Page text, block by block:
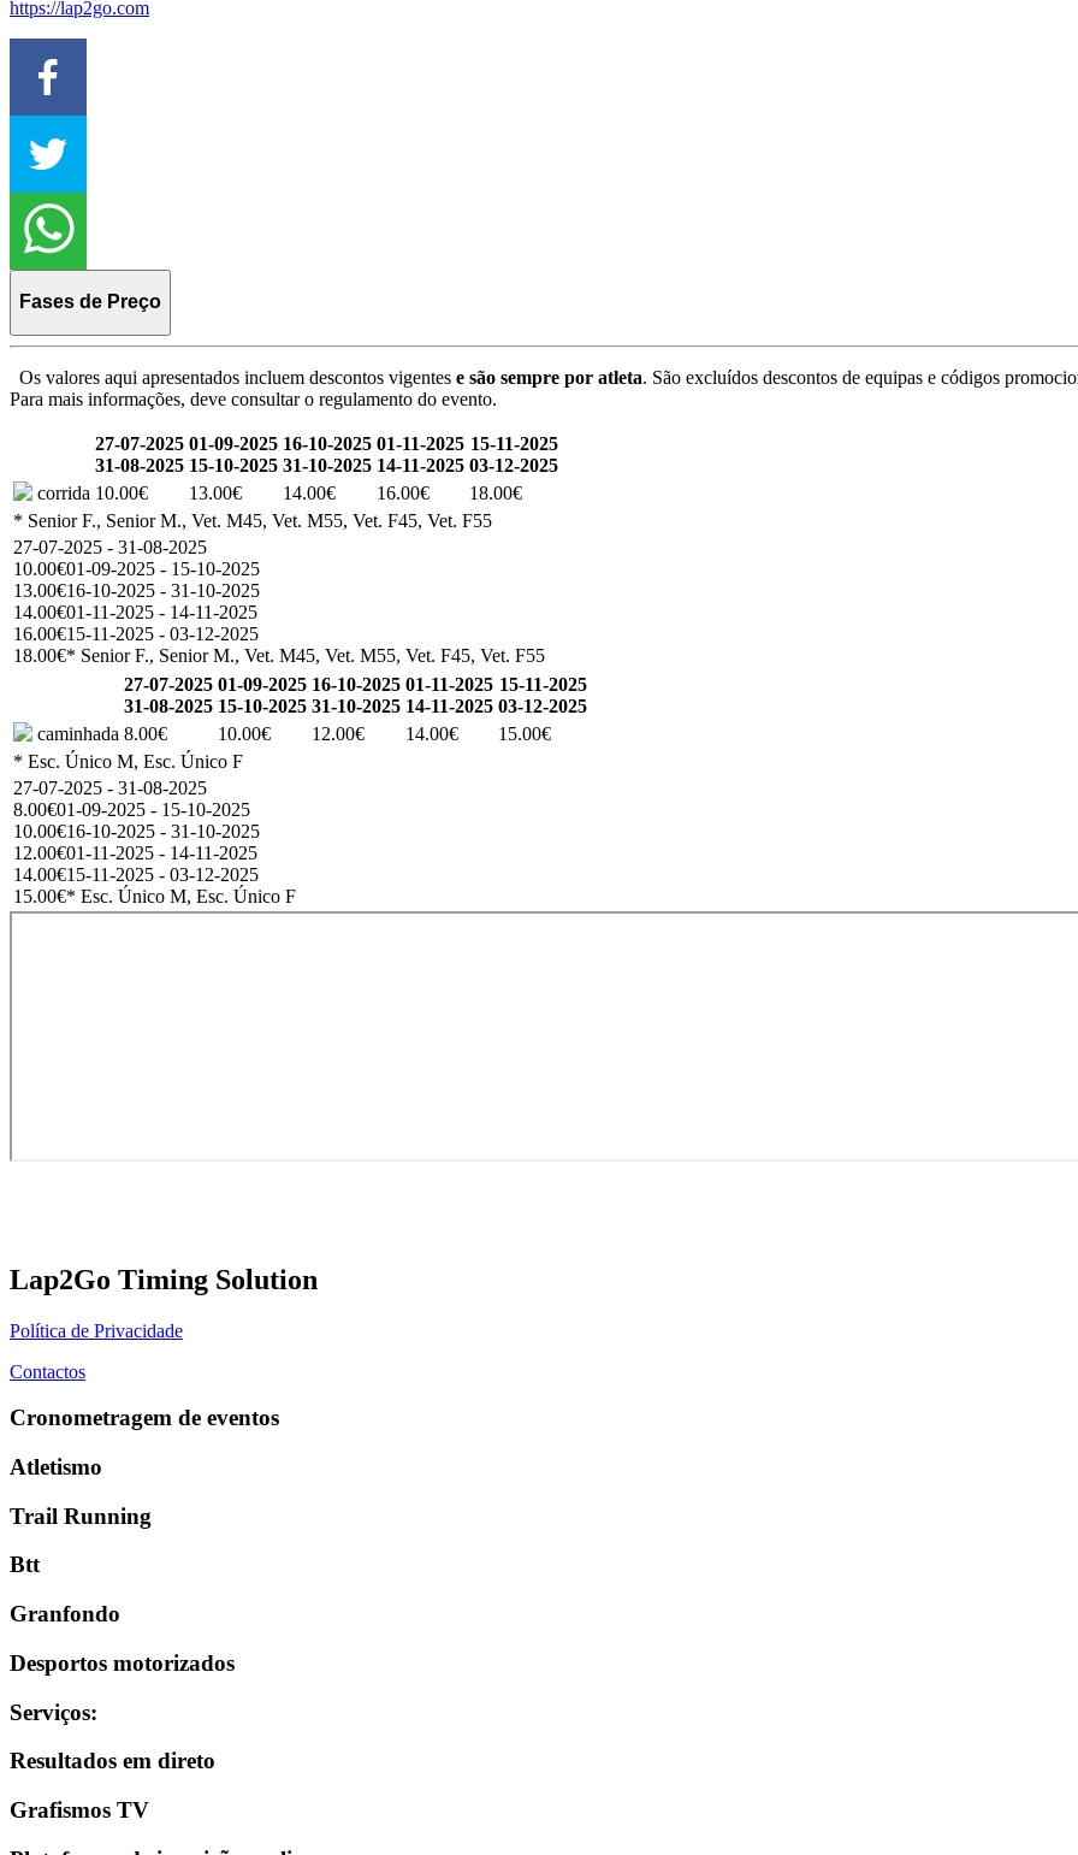
https://lap2go.com
Fases de Preço
Os valores aqui apresentados incluem descontos vigentes e são sempre por atleta. São excluídos descontos de equipas e códigos
Para mais informações, deve consultar o regulamento do evento.
27-07-2025
31-08-2025
01-09-2025
15-10-2025
16-10-2025
31-10-2025
01-11-2025
14-11-2025
15-11-2025
03-12-2025
corrida 10.00€ 13.00€ 14.00€ 16.00€
18.00€
* Senior F., Senior M., Vet. M45, Vet. M55, Vet. F45, Vet. F55
27-07-2025 - 31-08-2025
10.00€01-09-2025 - 15-10-2025
13.00€16-10-2025 - 31-10-2025
14.00€01-11-2025 - 14-11-2025
16.00€15-11-2025 - 03-12-2025
18.00€* Senior F., Senior M., Vet. M45, Vet. M55, Vet. F45, Vet. F55
27-07-2025
31-08-2025
01-09-2025
15-10-2025
16-10-2025
31-10-2025
01-11-2025
14-11-2025
15-11-2025
03-12-2025
caminhada 8.00€ 10.00€ 12.00€ 14.00€
15.00€
* Esc. Único M, Esc. Único F
27-07-2025 - 31-08-2025
8.00€01-09-2025 - 15-10-2025
10.00€16-10-2025 - 31-10-2025
12.00€01-11-2025 - 14-11-2025
14.00€15-11-2025 - 03-12-2025
15.00€* Esc. Único M, Esc. Único F
Lap2Go Timing Solution
Política de Privacidade
Contactos
Cronometragem de eventos
Atletismo
Trail Running
Btt
Granfondo
Desportos motorizados
Serviços:
Resultados em direto
Grafismos TV